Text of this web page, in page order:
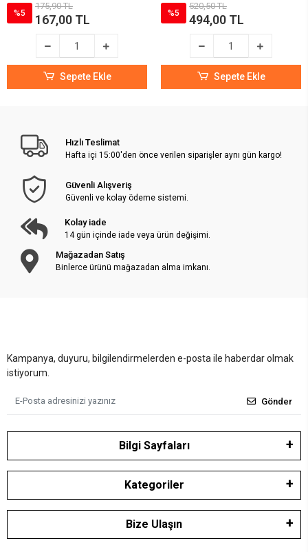
%5
175,90 TL
167,00 TL
Sepete Ekle
%5
520,50 TL
494,00 TL
Sepete Ekle
Hızlı Teslimat
Hafta içi 15:00'den önce verilen siparişler aynı gün kargo!
Güvenli Alışveriş
Güvenli ve kolay ödeme sistemi.
Kolay iade
14 gün içinde iade veya ürün değişimi.
Mağazadan Satış
Binlerce ürünü mağazadan alma imkanı.
Kampanya, duyuru, bilgilendirmelerden e-posta ile haberdar olmak
istiyorum.
Gönder
Bilgi Sayfaları
Kategoriler
Bize Ulaşın